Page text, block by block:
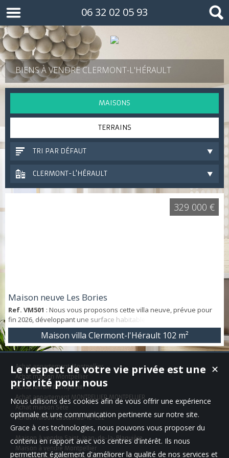
06 32 02 05 93
BIENS À VENDRE CLERMONT-L'HÉRAULT
MAISONS
TERRAINS
TRI PAR DÉFAUT
CLERMONT-L'HÉRAULT
Maison neuve Les Bories
Ref. VM501 : Nous vous proposons cette villa neuve, prévue pour
fin 2026, développant une surface habitable d'environ 102 m² sur
un terrain de 412 m². Elle se compose, au nez-de-chaussée, d'un
séjour/cuisine de 40m2 ainsi qu'une suite parentale et WC
indépendant. À l'étage, trois chambres confortables et une salle de
familiale. Le stationn...
Maison villa Clermont-l'Hérault 102 m²
329 000 €
Achat appartement Montpellier
Achat maison Montpellier
Achat terrain Montpellier
Achat appartement MONTPELLIER,MONTPELLIER
Achat maison Sète
Achat maison Castelnau-le-Lez
Maison à vendre Saint-Jean-de-la-Blaquière
Maison à vendre Montpellier
✕
Le respect de votre vie privée est une
priorité pour nous
Nous utilisons des cookies afin de vous offrir une expérience
optimale et une communication pertinente sur notre site.
Grace à ces technologies, nous pouvons vous proposer du
contenu en rapport avec vos centres d'intérêt. Ils nous
permettent également d'améliorer la qualité de nos services et